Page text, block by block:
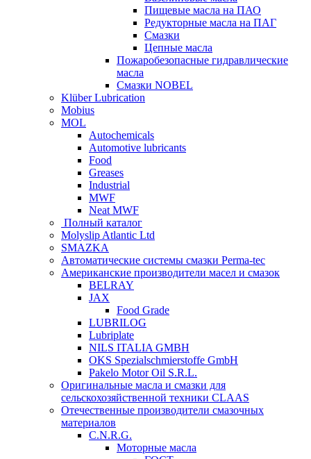
Пищевые масла на ПАО
Редукторные масла на ПАГ
Смазки
Цепные масла
Пожаробезопасные гидравлические
масла
Смазки NOBEL
Klüber Lubrication
Mobius
MOL
Autochemicals
Automotive lubricants
Food
Greases
Industrial
MWF
Neat MWF
Полный каталог
Molyslip Atlantic Ltd
SMAZKA
Автоматические системы смазки Perma-tec
Американские производители масел и смазок
BELRAY
JAX
Food Grade
LUBRILOG
Lubriplate
NILS ITALIA GMBH
OKS Spezialschmierstoffe GmbH
Pakelo Motor Oil S.R.L.
Оригинальные масла и смазки для
сельскохозяйственной техники CLAAS
Отечественные производители смазочных
материалов
C.N.R.G.
Моторные масла